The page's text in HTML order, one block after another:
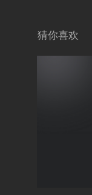
猜你喜欢